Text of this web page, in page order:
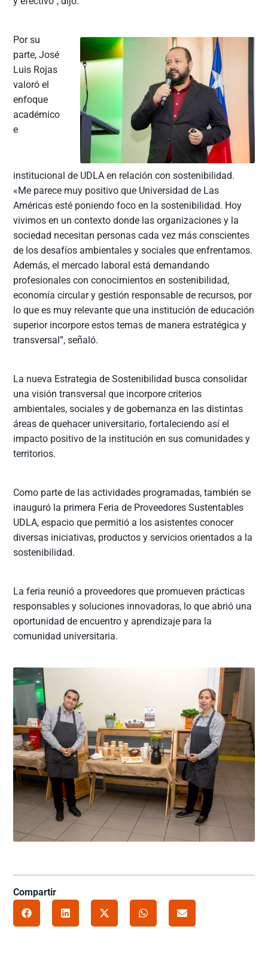
Por su
parte, José
Luis Rojas
valoró el
enfoque
académico
e
institucional de UDLA en relación con sostenibilidad.
«Me parece muy positivo que Universidad de Las
Américas esté poniendo foco en la sostenibilidad. Hoy
vivimos en un contexto donde las organizaciones y la
sociedad necesitan personas cada vez más conscientes
de los desafíos ambientales y sociales que enfrentamos.
Además, el mercado laboral está demandando
profesionales con conocimientos en sostenibilidad,
economía circular y gestión responsable de recursos, por
lo que es muy relevante que una institución de educación
superior incorpore estos temas de manera estratégica y
transversal”, señaló.
La nueva Estrategia de Sostenibilidad busca consolidar
una visión transversal que incorpore criterios
ambientales, sociales y de gobernanza en las distintas
áreas de quehacer universitario, fortaleciendo así el
impacto positivo de la institución en sus comunidades y
territorios.
Como parte de las actividades programadas, también se
inauguró la primera Feria de Proveedores Sustentables
UDLA, espacio que permitió a los asistentes conocer
diversas iniciativas, productos y servicios orientados a la
sostenibilidad.
La feria reunió a proveedores que promueven prácticas
responsables y soluciones innovadoras, lo que abrió una
oportunidad de encuentro y aprendizaje para la
comunidad universitaria.
Compartir